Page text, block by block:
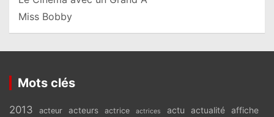
Miss Bobby
Mots clés
2013 acteur acteurs actrice actrices actu actualité affiche